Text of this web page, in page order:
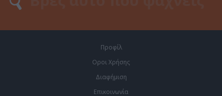
Προφίλ
Οροι Χρήσης
Διαφήμιση
Επικοινωνία